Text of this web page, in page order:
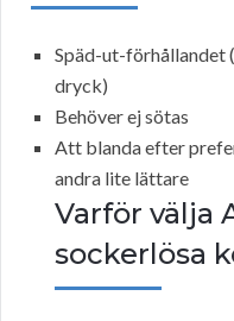
Späd-ut-förhållandet
dryck)
Behöver ej sötas
Att blanda efter
andra lite lättare
Varför välja
sockerlösa